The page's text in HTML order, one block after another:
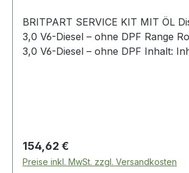
BRITPART SERVICE KIT MIT ÖL Discovery 4 –
3,0 V6-Diesel – ohne DPF Range
3,0 V6-Diesel – ohne DPF Inhalt: Inhalt:6 x 5W-
Regulärer Preis:
154,62 €
Preise inkl. MwSt. zzgl. Versandkosten